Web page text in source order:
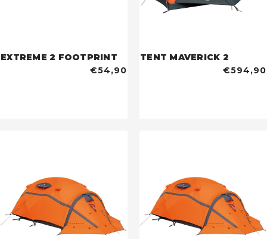
EXTREME 2 FOOTPRINT
€54,90
TENT MAVERICK 2
€594,90